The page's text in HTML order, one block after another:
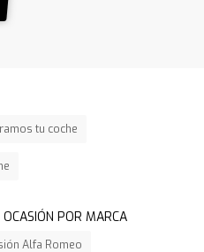
tu coche
POR MARCA
Alfa Romeo